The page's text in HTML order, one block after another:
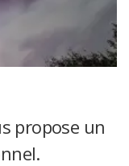
propose un